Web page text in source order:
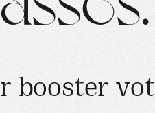
r booster vot